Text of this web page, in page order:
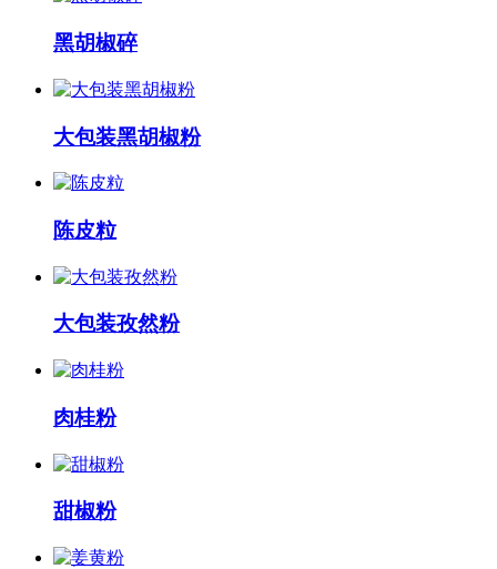
黑胡椒碎
大包装黑胡椒粉
陈皮粒
大包装孜然粉
肉桂粉
甜椒粉